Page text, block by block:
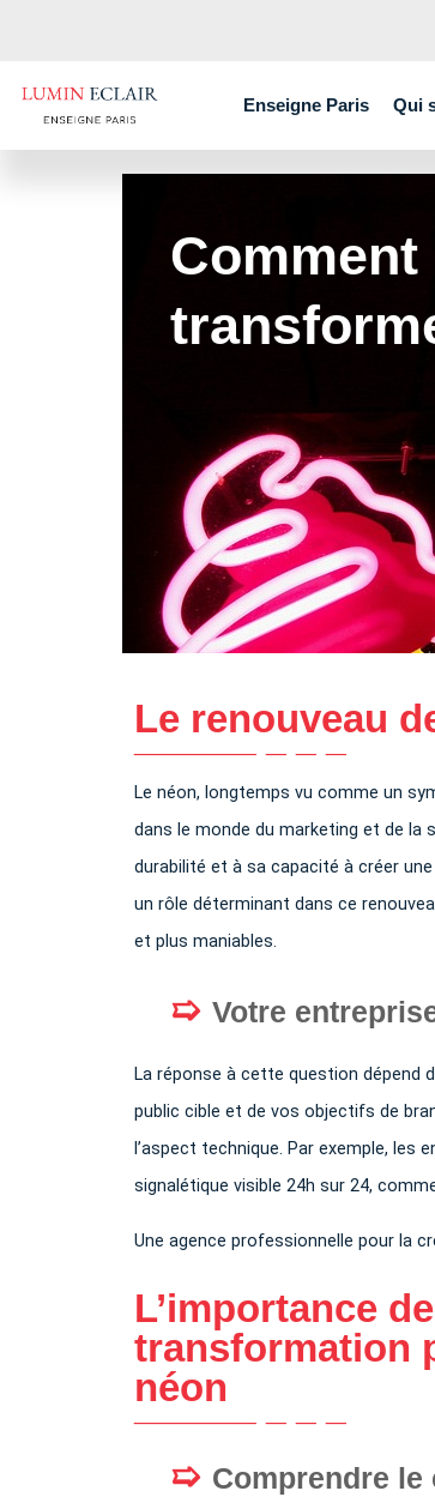
Enseigne Paris Qui
Le renouveau
Le néon, longtemps vu comme un
dans le monde du marketing et de la
durabilité et à sa capacité à créer
un rôle déterminant dans ce
et plus maniables.
Votre
La réponse à cette question dépend
public cible et de vos objectifs de
l’aspect technique. Par exemple,
signalétique visible 24h sur 24,
Une agence professionnelle pour la
L’importance
transformation
néon
Comprendre le